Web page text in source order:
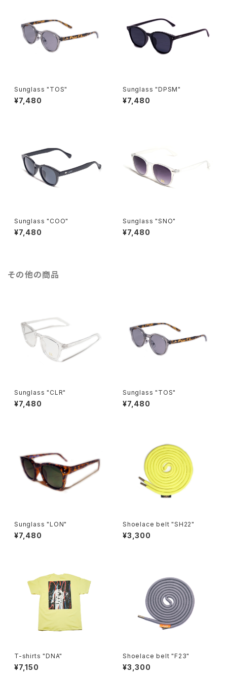
Sunglass "TOS"
¥7,480
Sunglass "DPSM"
¥7,480
Sunglass "COO"
¥7,480
Sunglass "SNO"
¥7,480
その他の商品
Sunglass "CLR"
¥7,480
Sunglass "TOS"
¥7,480
Sunglass "LON"
¥7,480
Shoelace belt "SH22"
¥3,300
T-shirts "DNA"
¥7,150
Shoelace belt "F23"
¥3,300